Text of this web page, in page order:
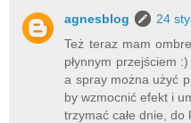
agnesblog
24
Też teraz mam
płynnym przejściem
a spray można użyć
by wzmocnić efekt i
trzymać całe dnie, do